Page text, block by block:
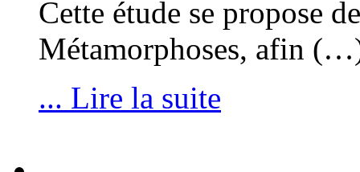
Cette étude se propose
Métamorphoses, afin
... Lire la suite